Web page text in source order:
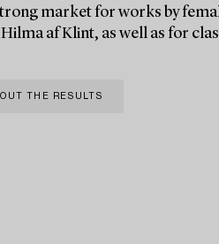
market for works by
af Klint, as well as for
THE RESULTS